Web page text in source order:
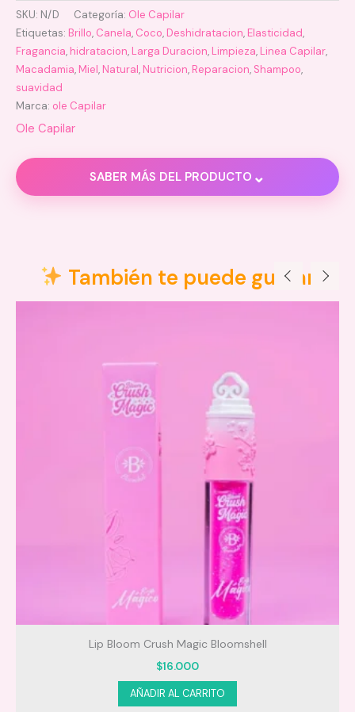
SKU: N/D Categoría: Ole Capilar
Etiquetas: Brillo, Canela, Coco, Deshidratacion, Elasticidad,
Fragancia, hidratacion, Larga Duracion, Limpieza, Linea Capilar,
Macadamia, Miel, Natural, Nutricion, Reparacion, Shampoo,
suavidad
Marca: ole Capilar
Ole Capilar
SABER MÁS DEL PRODUCTO ⌄
Valoraciones (0)También te puede gustar
Lip Bloom Crush Magic Bloomshell
$16.000
AÑADIR AL CARRITO